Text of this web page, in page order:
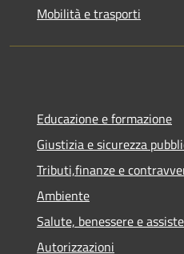
Mobilità e trasporti
Educazione e formazione
Giustizia e sicurezza
Tributi,finanze e
Ambiente
Salute, benessere e
Autorizzazioni